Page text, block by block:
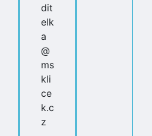
dit
elk
a
@
ms
kli
ce
k.c
z